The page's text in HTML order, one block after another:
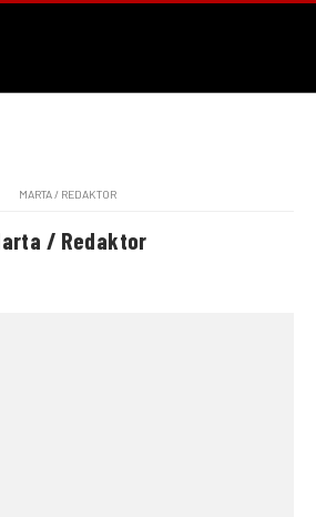
MARTA / REDAKTOR
/ Redaktor